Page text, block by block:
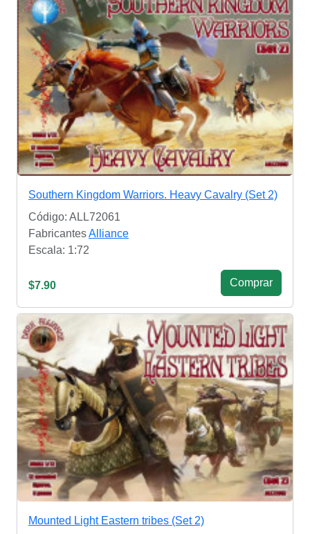
Southern Kingdom Warriors. Heavy Cavalry (Set 2)
Código: ALL72061
FabricantesAlliance
Escala: 1:72
$7.90 Сomprar
Mounted Light Eastern tribes (Set 2)